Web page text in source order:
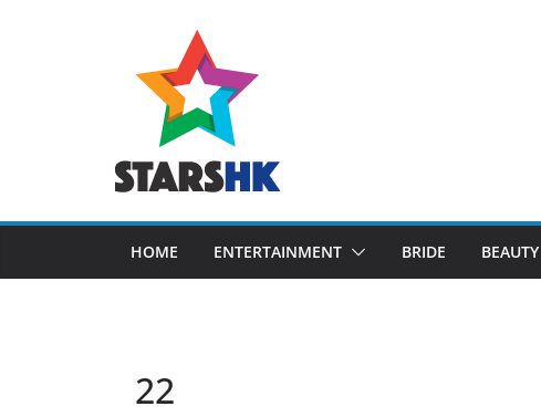
HOME ENTERTAINMENT BRIDE BEAUTY
22